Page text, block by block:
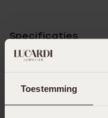
Toestemming
Specificaties